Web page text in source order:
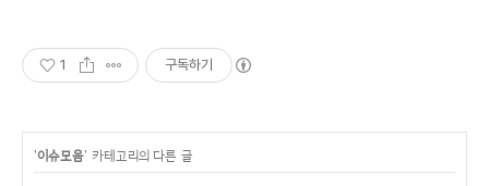
1 구독하기
'이슈모음' 카테고리의 다른 글